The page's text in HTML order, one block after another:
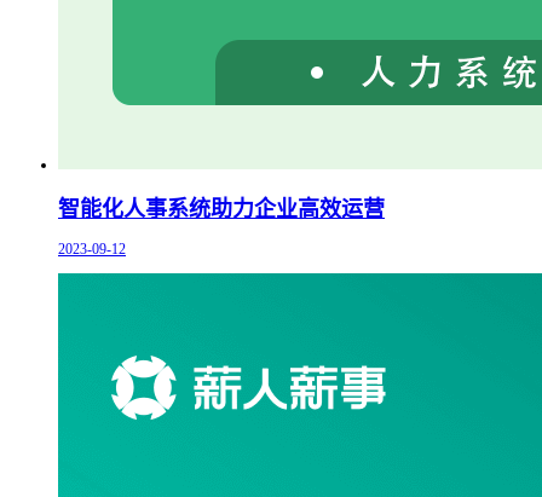
智能化人事系统助力企业高效运营
2023-09-12